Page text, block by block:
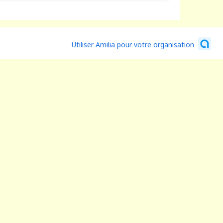
Utiliser Amilia pour votre organisation